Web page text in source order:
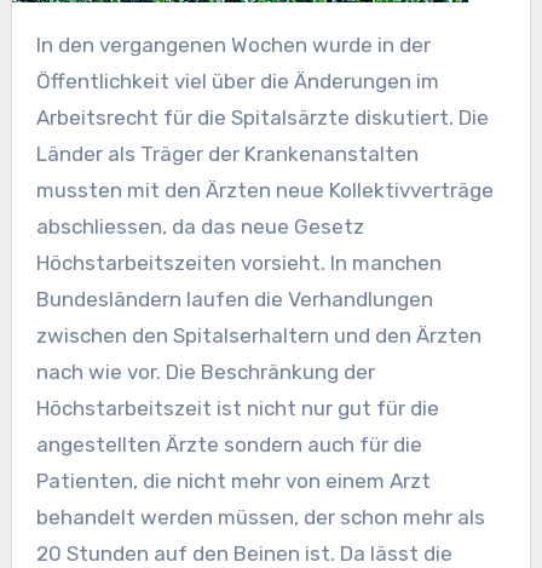
In den vergangenen Wochen wurde in der
Öffentlichkeit viel über die Änderungen im
Arbeitsrecht für die Spitalsärzte diskutiert. Die
Länder als Träger der Krankenanstalten
mussten mit den Ärzten neue Kollektivverträge
abschliessen, da das neue Gesetz
Höchstarbeitszeiten vorsieht. In manchen
Bundesländern laufen die Verhandlungen
zwischen den Spitalserhaltern und den Ärzten
nach wie vor. Die Beschränkung der
Höchstarbeitszeit ist nicht nur gut für die
angestellten Ärzte sondern auch für die
Patienten, die nicht mehr von einem Arzt
behandelt werden müssen, der schon mehr als
20 Stunden auf den Beinen ist. Da lässt die